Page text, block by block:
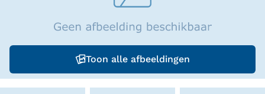
Toon alle afbeeldingen